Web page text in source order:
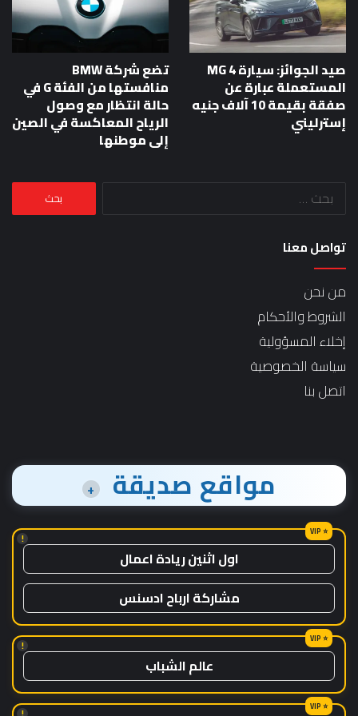
صيد الجوائز: سيارة MG 4
المستعملة عبارة عن
صفقة بقيمة 10 آلاف جنيه
إسترليني
تضع شركة BMW
منافستها من الفئة G في
حالة انتظار مع وصول
الرياح المعاكسة في الصين
إلى موطنها
البحث
تواصل معنا
من نحن
الشروط والأحكام
إخلاء المسؤولية
سياسة الخصوصية
اتصل بنا
مواقع صديقة +
!
اول اثنين ريادة اعمال
مشاركة ارباح ادسنس
!
عالم الشباب